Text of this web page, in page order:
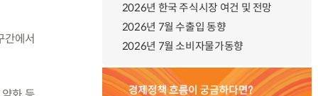
간에서
2026년 한국 주식시장 여건 및 전망
2026년 7월 수출입 동향
2026년 7월 소비자물가동향